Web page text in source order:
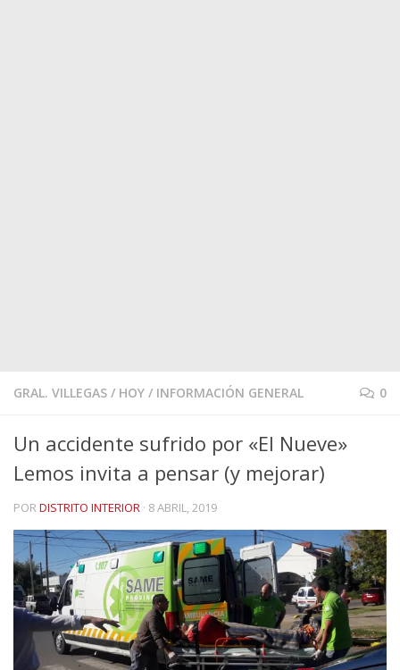
GRAL. VILLEGAS / HOY / INFORMACIÓN GENERAL 0
Un accidente sufrido por «El Nueve»
Lemos invita a pensar (y mejorar)
PORDISTRITO INTERIOR · 8 ABRIL, 2019